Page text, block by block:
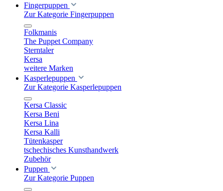
Fingerpuppen
Zur Kategorie Fingerpuppen
Folkmanis
The Puppet Company
Sterntaler
Kersa
weitere Marken
Kasperlepuppen
Zur Kategorie Kasperlepuppen
Kersa Classic
Kersa Beni
Kersa Lina
Kersa Kalli
Tütenkasper
tschechisches Kunsthandwerk
Zubehör
Puppen
Zur Kategorie Puppen